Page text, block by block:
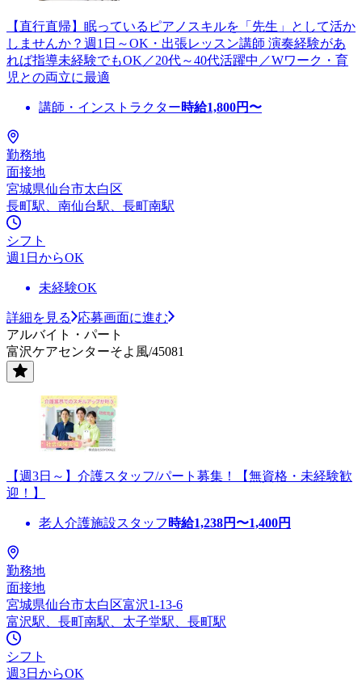
【直行直帰】眠っているピアノスキルを「先生」として活か
しませんか？週1日～OK・出張レッスン講師 演奏経験があ
れば指導未経験でもOK／20代～40代活躍中／Wワーク・育
児との両立に最適
講師・インストラクター時給1,800円〜
勤務地
面接地
宮城県仙台市太白区
長町駅、南仙台駅、長町南駅
シフト
週1日からOK
未経験OK
詳細を見る
応募画面に進む
アルバイト・パート
富沢ケアセンターそよ風/45081
【週3日～】介護スタッフ/パート募集！【無資格・未経験歓
迎！】
老人介護施設スタッフ 時給1,238円〜1,400円
勤務地
面接地
宮城県仙台市太白区富沢1-13-6
富沢駅、長町南駅、太子堂駅、長町駅
シフト
週3日からOK